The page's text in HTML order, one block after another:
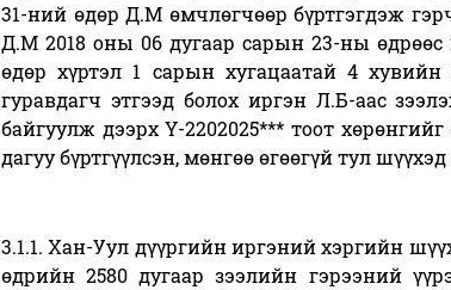
31-ний өдөр Д.М өмчлөгчөөр бүртгэгдэж
Д.М 2018 оны 06 дугаар сарын 23-ны
өдөр хүртэл 1 сарын хугацаатай 4 хувийн
гуравдагч этгээд болох иргэн Л.Б-аас
байгуулж дээрх Ү-2202025*** тоот
дагуу бүртгүүлсэн, мөнгөө өгөөгүй тул
3.1.1. Хан-Уул дүүргийн иргэний хэргийн
өдрийн 2580 дугаар зээлийн гэрээний